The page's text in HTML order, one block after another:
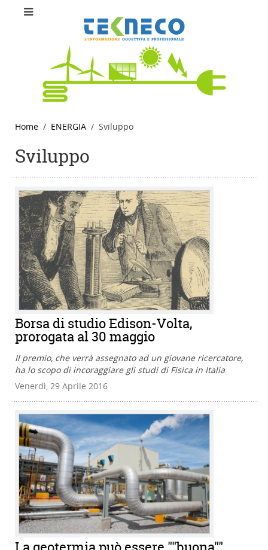
Home ENERGIA Sviluppo
Sviluppo
Borsa di studio Edison-Volta,
prorogata al 30 maggio
Il premio, che verrà assegnato ad un giovane ricercatore,
ha lo scopo di incoraggiare gli studi di Fisica in Italia
Venerdì, 29 Aprile 2016